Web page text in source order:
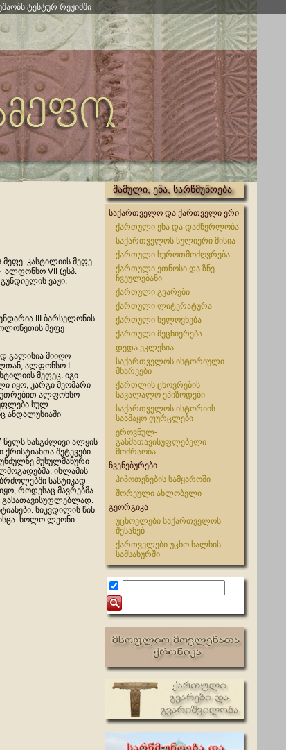
ტესტურ რეჟიმში
მეფე კასტილიის მეფე
ალფონსო VII (ესპ.
ვაჟი.
III ბარსელონის
მეფე
გალისია მიიღო
ალფონსო I
მეფეც. იგი
იყო, კარგი მეომარი
ალფონსო
სულ
ანდალუსიაში
ხანგძლივი ალყის
შეტევები
მუსულმანური
ისლამის
სასტიკად
როდესაც მავრებმა
გასათავისუფლებლად.
სიკვდილის წინ
ხოლო ლეონი
მამული, ენა, სარწმუნოება
საქართველო და ქართველი ერი
ქართული ენა და დამწერლობა
საქართველოს სულიერი მისია
ქართული ხუროთმოძღვრება
ქართული ეთნოსი და ზნე-
ჩვეულებანი
ქართული გვარები
ქართული ლიტერატურა
ქართული ხელოვნება
ქართული მეცნიერება
დედა ეკლესია
საქართველოს ისტორიული
მხარეები
ქართლის ცხოვრების
სავალალო ეპიზოდები
საქართველოს ისტორიის
საამაყო ფურცლები
ეროვნულ-
განმათავისუფლებელი
მოძრაობა
ჩვენებურები
ჰიპოთეზების სამყაროში
შორეული ახლობელი
გეორგიკა
უცხოელები საქართველოს
შესახებ
ქართველები უცხო ხალხის
სამსახურში